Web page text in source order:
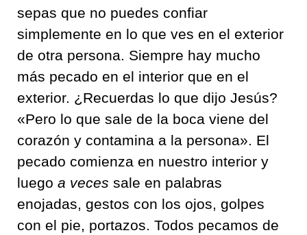
sepas que no puedes confiar
simplemente en lo que ves en el exterior
de otra persona. Siempre hay mucho
más pecado en el interior que en el
exterior. ¿Recuerdas lo que dijo Jesús?
«Pero lo que sale de la boca viene del
corazón y contamina a la persona». El
pecado comienza en nuestro interior y
luego a veces sale en palabras
enojadas, gestos con los ojos, golpes
con el pie, portazos. Todos pecamos de